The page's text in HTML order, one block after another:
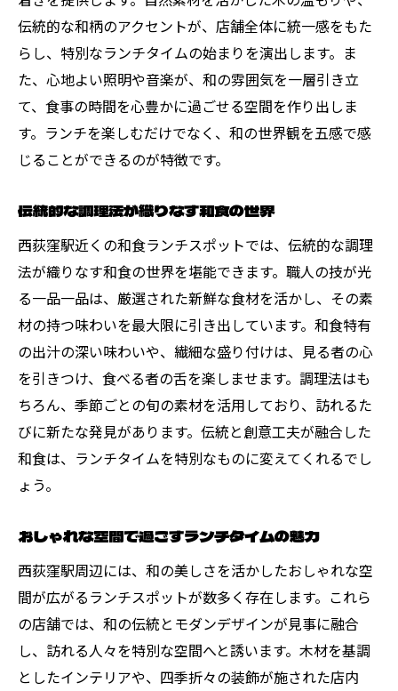
伝統的な和柄のアクセントが、店舗全体に統一感をもた
らし、特別なランチタイムの始まりを演出します。ま
た、心地よい照明や音楽が、和の雰囲気を一層引き立
て、食事の時間を心豊かに過ごせる空間を作り出しま
す。ランチを楽しむだけでなく、和の世界観を五感で感
じることができるのが特徴です。
伝統的な調理法が織りなす和食の世界
西荻窪駅近くの和食ランチスポットでは、伝統的な調理
法が織りなす和食の世界を堪能できます。職人の技が光
る一品一品は、厳選された新鮮な食材を活かし、その素
材の持つ味わいを最大限に引き出しています。和食特有
の出汁の深い味わいや、繊細な盛り付けは、見る者の心
を引きつけ、食べる者の舌を楽しませます。調理法はも
ちろん、季節ごとの旬の素材を活用しており、訪れるた
びに新たな発見があります。伝統と創意工夫が融合した
和食は、ランチタイムを特別なものに変えてくれるでし
ょう。
おしゃれな空間で過ごすランチタイムの魅力
西荻窪駅周辺には、和の美しさを活かしたおしゃれな空
間が広がるランチスポットが数多く存在します。これら
の店舗では、和の伝統とモダンデザインが見事に融合
し、訪れる人々を特別な空間へと誘います。木材を基調
としたインテリアや、四季折々の装飾が施された店内